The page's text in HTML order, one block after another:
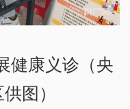
健康义诊（央
图）